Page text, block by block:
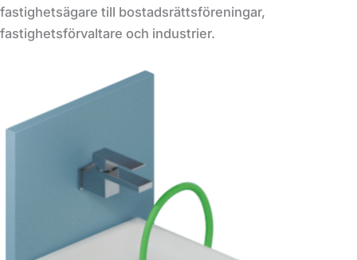
fastighetsägare till bostadsrättsföreningar,
fastighetsförvaltare och industrier.